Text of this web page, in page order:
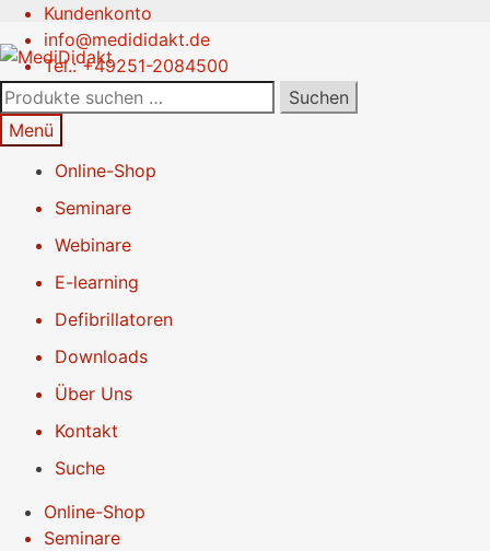
Kundenkonto
info@medididakt.de
Tel.: +49251-2084500
Zur
Navigation
springen
Springe
zum
Inhalt
Suchen
nach:
Suchen
Menü
Online-Shop
Seminare
Webinare
E-learning
Defibrillatoren
Downloads
Über Uns
Kontakt
Suche
Online-Shop
Seminare